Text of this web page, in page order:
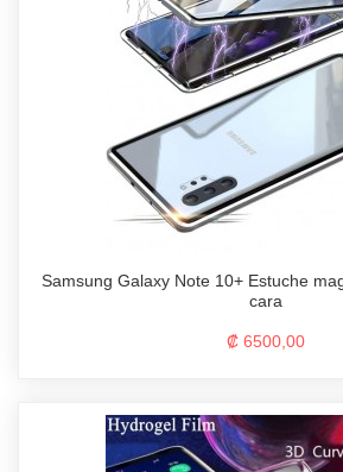
Samsung Galaxy Note 10+ Estuche
cara
₡ 6500,00